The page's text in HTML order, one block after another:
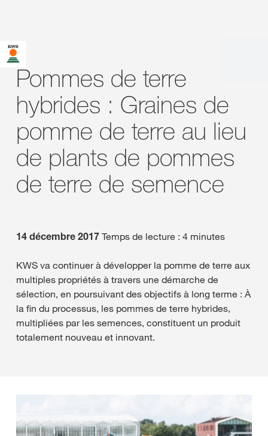
Pommes de terre
hybrides : Graines de
pomme de terre au lieu
de plants de pommes
de terre de semence
14 décembre 2017 Temps de lecture : 4 minutes
KWS va continuer à développer la pomme de terre aux
multiples propriétés à travers une démarche de
sélection, en poursuivant des objectifs à long terme : À
la fin du processus, les pommes de terre hybrides,
multipliées par les semences, constituent un produit
totalement nouveau et innovant.